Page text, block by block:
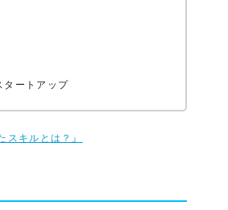
タートアップ
キルとは？』